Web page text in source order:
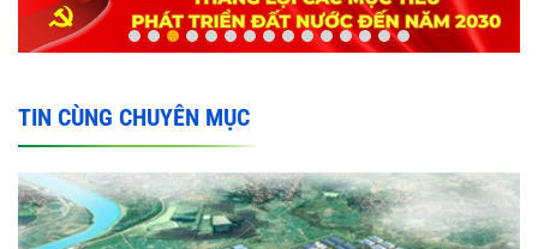
TIN CÙNG CHUYÊN MỤC